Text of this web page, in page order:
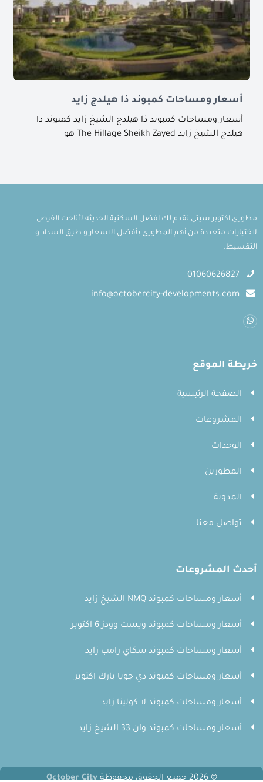
أسعار ومساحات كمبوند ذا هيلدج زايد
أسعار ومساحات كمبوند ذا هيلدج الشيخ زايد كمبوند ذا
هيلدج الشيخ زايد The Hillage Sheikh Zayed هو
مطوري اكتوبر سيتي نقدم لك افضل السكنية الحديثه لأتاحت الفرص
لاختيارات متعددة من أهم المطوري بأفضل الاسعار و طرق السداد و
التقسيط.
01060626827
info@octobercity-developments.com
خريطة الموقع
الصفحة الرئيسية
المشروعات
الوحدات
المطورين
المدونة
تواصل معنا
أحدث المشروعات
أسعار ومساحات كمبوند NMQ الشيخ زايد
أسعار ومساحات كمبوند ويست وودز 6 اكتوبر
أسعار ومساحات كمبوند سكاي رامب زايد
أسعار ومساحات كمبوند دي جويا بارك اكتوبر
أسعار ومساحات كمبوند لا كولينا زايد
أسعار ومساحات كمبوند وان 33 الشيخ زايد
© 2026 جميع الحقوق محفوظة October City